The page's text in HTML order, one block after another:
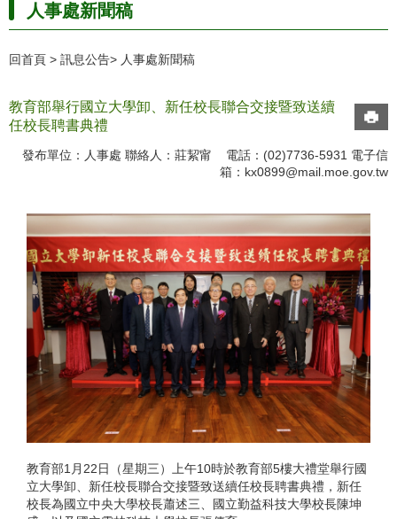
人事處新聞稿
回首頁 訊息公告 人事處新聞稿
教育部舉行國立大學卸、新任校長聯合交接暨致送續
任校長聘書典禮
發布單位：人事處 聯絡人：莊絜甯 電話：(02)7736-5931 電子信
箱： kx0899@mail.moe.gov.tw
教育部1月22日（星期三）上午10時於教育部5樓大禮堂舉行國
立大學卸、新任校長聯合交接暨致送續任校長聘書典禮，新任
校長為國立中央大學校長蕭述三、國立勤益科技大學校長陳坤